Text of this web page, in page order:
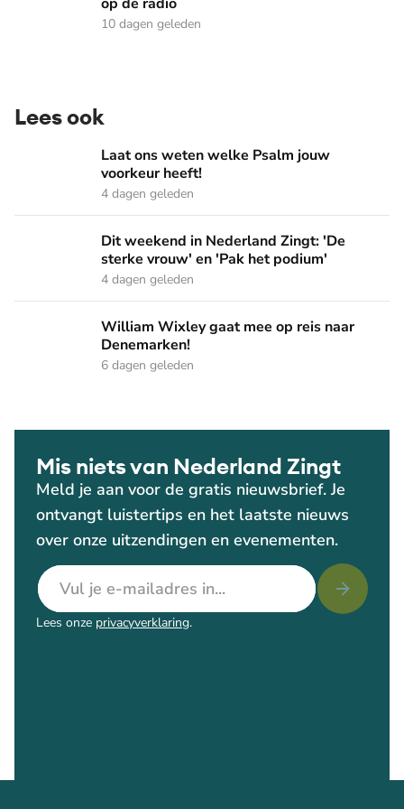
10 dagen geleden
Lees ook
Laat ons weten welke Psalm jouw voorkeur heeft!
Laat ons weten welke Psalm jouw
voorkeur heeft!
4 dagen geleden
Dit weekend in Nederland Zingt: 'De sterke vrouw' en 'Pak
Dit weekend in Nederland Zingt: 'De
sterke vrouw' en 'Pak het podium'
4 dagen geleden
William Wixley gaat mee op reis naar Denemarken!
William Wixley gaat mee op reis naar
Denemarken!
6 dagen geleden
Mis niets van Nederland Zingt
Meld je aan voor de gratis nieuwsbrief. Je
ontvangt luistertips en het laatste nieuws
over onze uitzendingen en evenementen.
E-mailadres
Lees onze privacyverklaring.